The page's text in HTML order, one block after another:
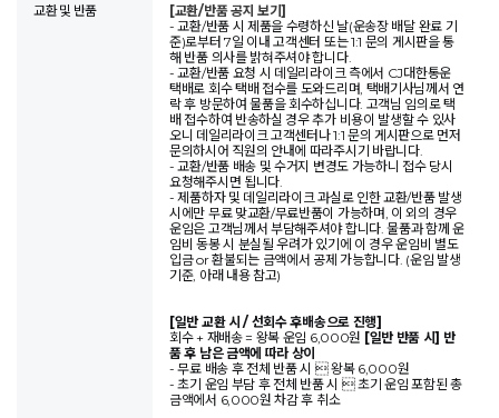
교환 및 반품
[교환/반품 공지 보기]
- 교환/반품 시 제품을 수령하신 날(운송장 배달 완료 기
준)로부터 7일 이내 고객센터 또는 1:1 문의 게시판을 통
해 반품 의사를 밝혀주셔야 합니다.
- 교환/반품 요청 시 데일리라이크 측에서 CJ대한통운
택배로 회수 택배 접수를 도와드리며, 택배기사님께서 연
락 후 방문하여 물품을 회수하십니다. 고객님 임의로 택
배 접수하여 반송하실 경우 추가 비용이 발생할 수 있사
오니 데일리라이크 고객센터나 1:1 문의 게시판으로 먼저
문의하시어 직원의 안내에 따라주시기 바랍니다.
- 교환/반품 배송 및 수거지 변경도 가능하니 접수 당시
요청해주시면 됩니다.
- 제품하자 및 데일리라이크 과실로 인한 교환/반품 발생
시에만 무료 맞교환/무료반품이 가능하며, 이 외의 경우
운임은 고객님께서 부담해주셔야 합니다. 물품과 함께 운
임비 동봉 시 분실될 우려가 있기에 이 경우 운임비 별도
입금 or 환불되는 금액에서 공제 가능합니다. (운임 발생
기준, 아래 내용 참고)
[일반 교환 시 / 선회수 후배송으로 진행]
회수 + 재배송 = 왕복 운임 6,000원 [일반 반품 시] 반
품 후 남은 금액에 따라 상이
- 무료 배송 후 전체 반품 시  왕복 6,000원
- 초기 운임 부담 후 전체 반품 시  초기 운임 포함된 총
금액에서 6,000원 차감 후 취소